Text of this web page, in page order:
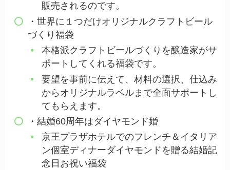
販売されるのです。
・世界に１つだけオリジナルクラフトビール
づくり福袋
本格派クラフトビールづくりを醸造家がサ
ポートしてくれる福袋です。
要望を事前に伝えて、材料の選択、仕込み
からオリジナルラベルまで全面サポートし
てもらえます。
・結婚60周年はダイヤモンド婚
京王プラザホテルでのフレンチ＆イタリア
ン個室ディナーダイヤモンドを贈る結婚記
念日お祝い福袋